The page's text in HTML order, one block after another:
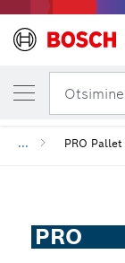
Otsimine
... PRO
PRO
SINU VALITUD
PRO Pallet